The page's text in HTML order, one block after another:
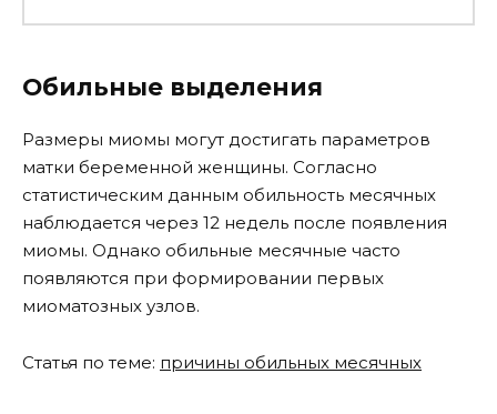
Обильные выделения
Размеры миомы могут достигать параметров
матки беременной женщины. Согласно
статистическим данным обильность месячных
наблюдается через 12 недель после появления
миомы. Однако обильные месячные часто
появляются при формировании первых
миоматозных узлов.
Статья по теме: причины обильных месячных